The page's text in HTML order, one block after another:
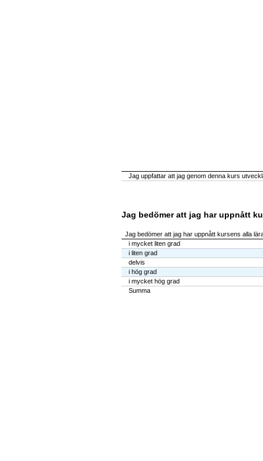
Jag uppfattar att jag genom denna kurs
Jag bedömer att jag har uppnått
Jag bedömer att jag har uppnått kursens alla
i mycket liten grad
i liten grad
delvis
i hög grad
i mycket hög grad
Summa